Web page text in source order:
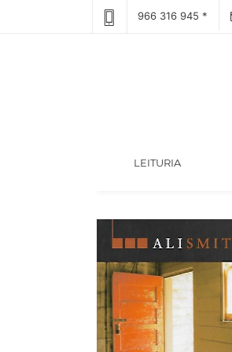
966 316 945 *
LEITURIA(CURRENT)